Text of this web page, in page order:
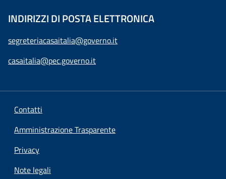
INDIRIZZI DI POSTA ELETTRONICA
segreteriacasaitalia@governo.it
casaitalia@pec.governo.it
Contatti
Amministrazione Trasparente
Privacy
Note legali